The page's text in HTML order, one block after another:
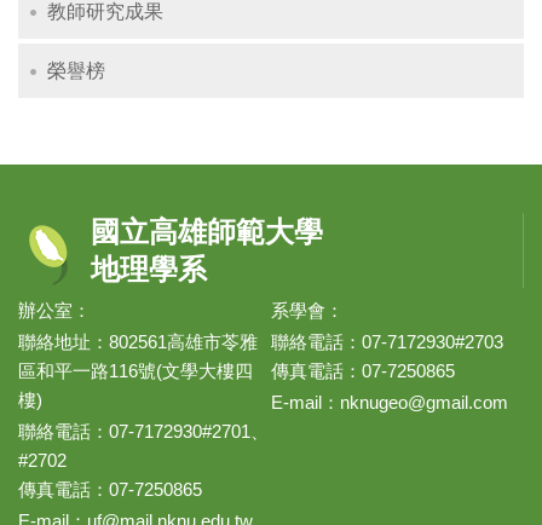
教師研究成果
榮譽榜
國立高雄師範大學
地理學系
辦公室：
聯絡地址：802561高雄市苓雅
區和平一路116號(文學大樓四
樓)
聯絡電話：07-7172930#2701、
#2702
傳真電話：07-7250865
系學會：
聯絡電話：07-7172930#2703
傳真電話：07-7250865
E-mail： nknugeo@gmail.com